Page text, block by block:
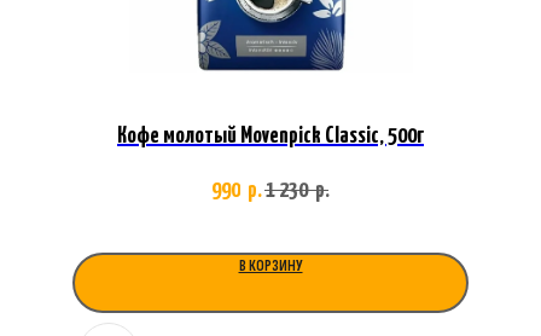
Кофе молотый Movenpick Classic, 500г
990 р.1 230 р.
В КОРЗИНУ